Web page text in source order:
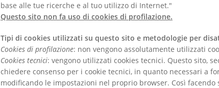
base alle tue ricerche e al tuo utilizzo di Internet."
Questo sito non fa uso di cookies di profilazione.
Tipi di cookies utilizzati su questo sito e metodologie per
Cookies di profilazione: non vengono assolutamente utilizzati
Cookies tecnici: vengono utilizzati cookies tecnici. Questo sito,
chiedere consenso per i cookie tecnici, in quanto necessari a
modificando le impostazioni nel proprio browser. Così